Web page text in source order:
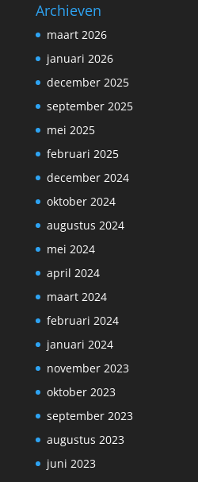
Archieven
maart 2026
januari 2026
december 2025
september 2025
mei 2025
februari 2025
december 2024
oktober 2024
augustus 2024
mei 2024
april 2024
maart 2024
februari 2024
januari 2024
november 2023
oktober 2023
september 2023
augustus 2023
juni 2023